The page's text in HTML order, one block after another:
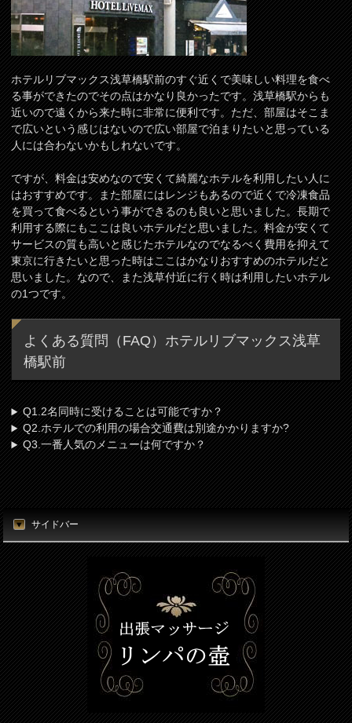
ホテルリブマックス浅草橋駅前のすぐ近くで美味しい料理を食べ
る事ができたのでその点はかなり良かったです。浅草橋駅からも
近いので遠くから来た時に非常に便利です。ただ、部屋はそこま
で広いという感じはないので広い部屋で泊まりたいと思っている
人には合わないかもしれないです。
ですが、料金は安めなので安くて綺麗なホテルを利用したい人に
はおすすめです。また部屋にはレンジもあるので近くで冷凍食品
を買って食べるという事ができるのも良いと思いました。長期で
利用する際にもここは良いホテルだと思いました。料金が安くて
サービスの質も高いと感じたホテルなのでなるべく費用を抑えて
東京に行きたいと思った時はここはかなりおすすめのホテルだと
思いました。なので、また浅草付近に行く時は利用したいホテル
の1つです。
よくある質問（FAQ）ホテルリブマックス浅草
橋駅前
Q1.2名同時に受けることは可能ですか？
Q2.ホテルでの利用の場合交通費は別途かかりますか?
Q3.一番人気のメニューは何ですか？
サイドバー